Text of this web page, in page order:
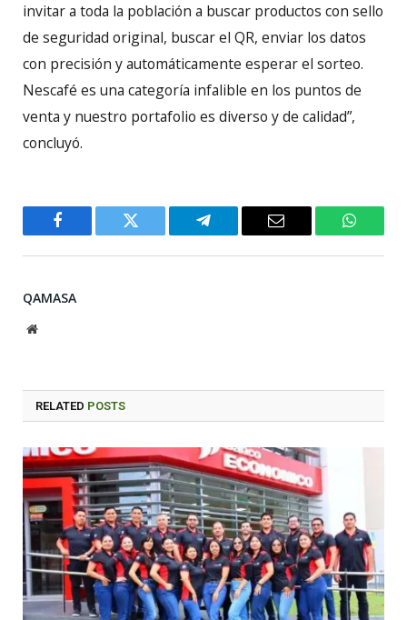
invitar a toda la población a buscar productos con sello
de seguridad original, buscar el QR, enviar los datos
con precisión y automáticamente esperar el sorteo.
Nescafé es una categoría infalible en los puntos de
venta y nuestro portafolio es diverso y de calidad”,
concluyó.
Facebook Twitter Telegram Email
QAMASA
Website
RELATED POSTS